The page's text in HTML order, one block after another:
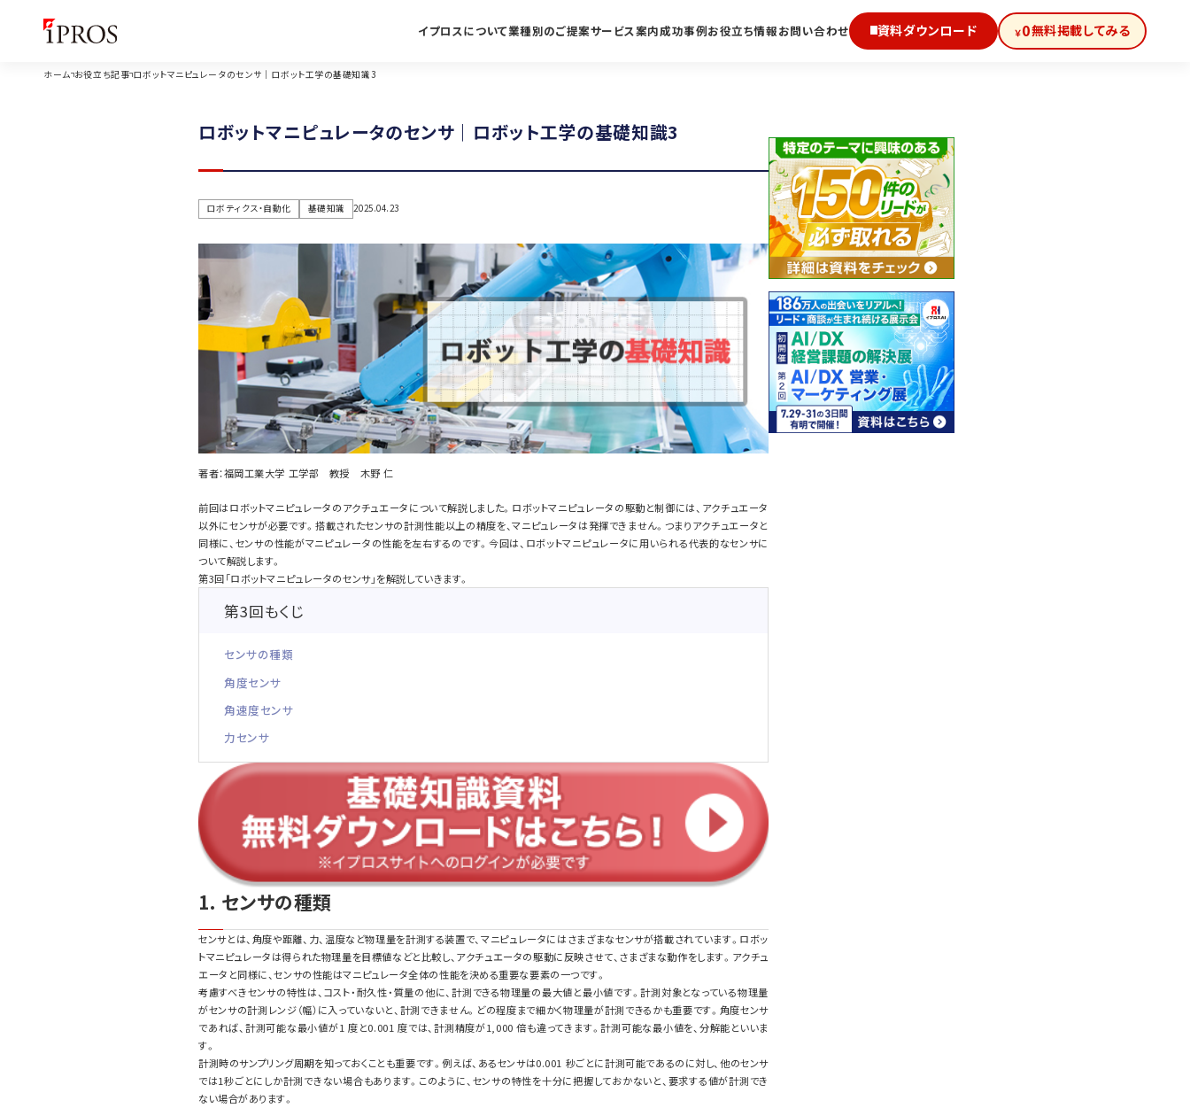
イプロスについて業種別のご提案サービス案内成功事例お役立ち情報お問い合わせ 資料ダウンロード ￥0無料掲載してみる
ホーム お役立ち記事 ロボットマニピュレータのセンサ｜ロボット工学の基礎知識3
ロボットマニピュレータのセンサ｜ロボット工学の基礎知識3
ロボティクス・自動化 基礎知識 2025.04.23
著者：福岡工業大学 工学部 教授 木野 仁
前回はロボットマニピュレータのアクチュエータについて解説しました。ロボットマニピュレータの駆動と制御には、アクチュエータ
以外にセンサが必要です。搭載されたセンサの計測性能以上の精度を、マニピュレータは発揮できません。つまりアクチュエータと
同様に、センサの性能がマニピュレータの性能を左右するのです。今回は、ロボットマニピュレータに用いられる代表的なセンサに
ついて解説します。
第3回「ロボットマニピュレータのセンサ」を解説していきます。
第3回もくじ
センサの種類
角度センサ
角速度センサ
力センサ
1. センサの種類
センサとは、角度や距離、力、温度など物理量を計測する装置で、マニピュレータにはさまざまなセンサが搭載されています。ロボッ
トマニピュレータは得られた物理量を目標値などと比較し、アクチュエータの駆動に反映させて、さまざまな動作をします。アクチュ
エータと同様に、センサの性能はマニピュレータ全体の性能を決める重要な要素の一つです。
考慮すべきセンサの特性は、コスト・耐久性・質量の他に、計測できる物理量の最大値と最小値です。計測対象となっている物理量
がセンサの計測レンジ（幅）に入っていないと、計測できません。どの程度まで細かく物理量が計測できるかも重要です。角度センサ
であれば、計測可能な最小値が1 度と0.001 度では、計測精度が1,000 倍も違ってきます。計測可能な最小値を、分解能といいま
す。
計測時のサンプリング周期を知っておくことも重要です。例えば、あるセンサは0.001 秒ごとに計測可能であるのに対し、他のセンサ
では1秒ごとにしか計測できない場合もあります。このように、センサの特性を十分に把握しておかないと、要求する値が計測でき
ない場合があります。